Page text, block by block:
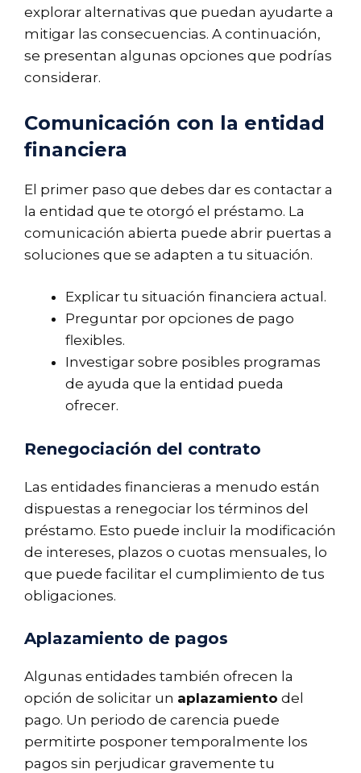
explorar alternativas que puedan ayudarte a
mitigar las consecuencias. A continuación,
se presentan algunas opciones que podrías
considerar.
Comunicación con la entidad
financiera
El primer paso que debes dar es contactar a
la entidad que te otorgó el préstamo. La
comunicación abierta puede abrir puertas a
soluciones que se adapten a tu situación.
Explicar tu situación financiera actual.
Preguntar por opciones de pago
flexibles.
Investigar sobre posibles programas
de ayuda que la entidad pueda
ofrecer.
Renegociación del contrato
Las entidades financieras a menudo están
dispuestas a renegociar los términos del
préstamo. Esto puede incluir la modificación
de intereses, plazos o cuotas mensuales, lo
que puede facilitar el cumplimiento de tus
obligaciones.
Aplazamiento de pagos
Algunas entidades también ofrecen la
opción de solicitar un aplazamiento del
pago. Un periodo de carencia puede
permitirte posponer temporalmente los
pagos sin perjudicar gravemente tu